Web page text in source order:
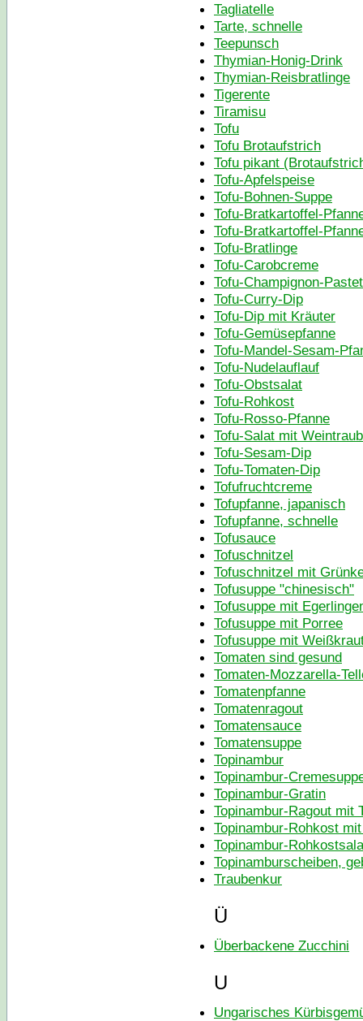
Tagliatelle
Tarte, schnelle
Teepunsch
Thymian-Honig-Drink
Thymian-Reisbratlinge
Tigerente
Tiramisu
Tofu
Tofu Brotaufstrich
Tofu pikant
Tofu-Apfelspeise
Tofu-Bohnen-Suppe
Tofu-Bratkartoffel-
Tofu-Bratkartoffel-
Tofu-Bratlinge
Tofu-Carobcreme
Tofu-Champignon-
Tofu-Curry-Dip
Tofu-Dip mit Kräuter
Tofu-Gemüsepfanne
Tofu-Mandel-Sesam-
Tofu-Nudelauflauf
Tofu-Obstsalat
Tofu-Rohkost
Tofu-Rosso-Pfanne
Tofu-Salat mit
Tofu-Sesam-Dip
Tofu-Tomaten-Dip
Tofufruchtcreme
Tofupfanne, japanisch
Tofupfanne, schnelle
Tofusauce
Tofuschnitzel
Tofuschnitzel mit
Tofusuppe "chinesisch"
Tofusuppe mit
Tofusuppe mit Porree
Tofusuppe mit
Tomaten sind gesund
Tomaten-Mozzarella-
Tomatenpfanne
Tomatenragout
Tomatensauce
Tomatensuppe
Topinambur
Topinambur-
Topinambur-Gratin
Topinambur-Ragout mit
Topinambur-Rohkost
Topinambur-
Topinamburscheiben,
Traubenkur
Ü
Überbackene Zucchini
U
Ungarisches